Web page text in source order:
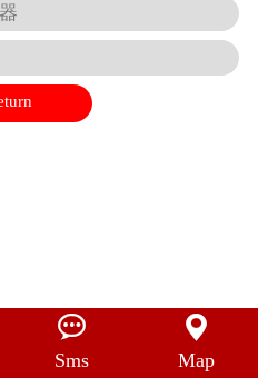

Sms

Map